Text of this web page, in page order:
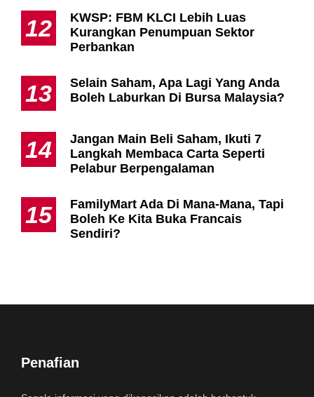
12
KWSP: FBM KLCI Lebih Luas
Kurangkan Penumpuan Sektor
Perbankan
13
Selain Saham, Apa Lagi Yang Anda
Boleh Laburkan Di Bursa Malaysia?
14
Jangan Main Beli Saham, Ikuti 7
Langkah Membaca Carta Seperti
Pelabur Berpengalaman
15
FamilyMart Ada Di Mana-Mana, Tapi
Boleh Ke Kita Buka Francais
Sendiri?
Penafian